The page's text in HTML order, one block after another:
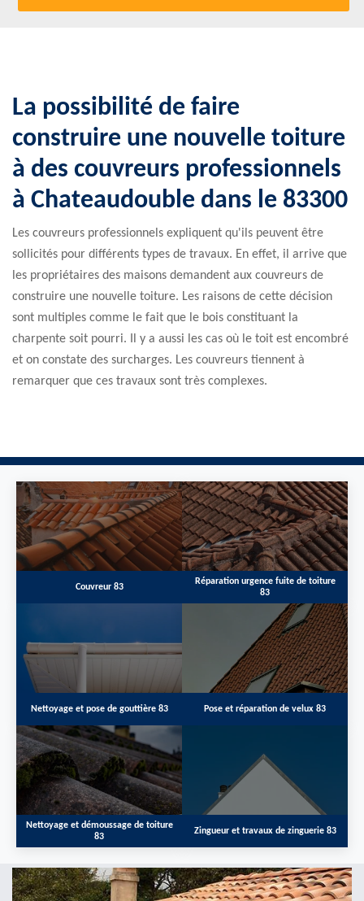
La possibilité de faire
construire une nouvelle toiture
à des couvreurs professionnels
à Chateaudouble dans le 83300
Les couvreurs professionnels expliquent qu'ils peuvent être
sollicités pour différents types de travaux. En effet, il arrive que
les propriétaires des maisons demandent aux couvreurs de
construire une nouvelle toiture. Les raisons de cette décision
sont multiples comme le fait que le bois constituant la
charpente soit pourri. Il y a aussi les cas où le toit est encombré
et on constate des surcharges. Les couvreurs tiennent à
remarquer que ces travaux sont très complexes.
Couvreur 83
Réparation urgence fuite de toiture
83
Nettoyage et pose de gouttière 83 Pose et réparation de velux 83
Nettoyage et démoussage de toiture
83
Zingueur et travaux de zinguerie 83